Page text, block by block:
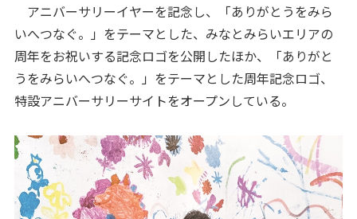
アニバーサリーイヤーを記念し、「ありがとうをみら
いへつなぐ。」をテーマとした、みなとみらいエリアの
周年をお祝いする記念ロゴを公開したほか、「ありがと
うをみらいへつなぐ。」をテーマとした周年記念ロゴ、
特設アニバーサリーサイトをオープンしている。